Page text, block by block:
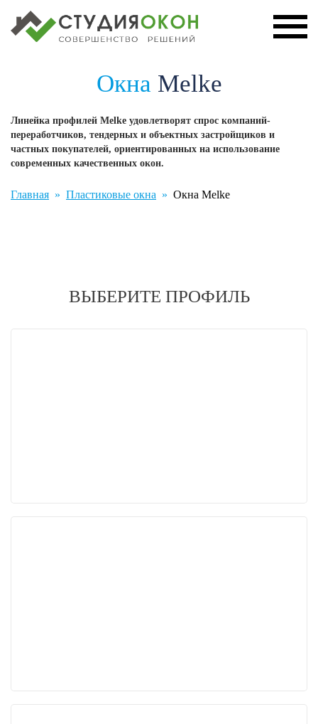
Окна Melke
Линейка профилей Melke удовлетворят спрос компаний-
переработчиков, тендерных и объектных застройщиков и
частных покупателей, ориентированных на использование
современных качественных окон.
Главная Пластиковые окна Окна Melke
ВЫБЕРИТЕ ПРОФИЛЬ